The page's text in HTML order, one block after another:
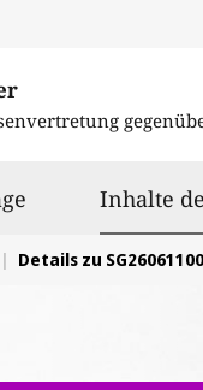
Inhalte
Details zu